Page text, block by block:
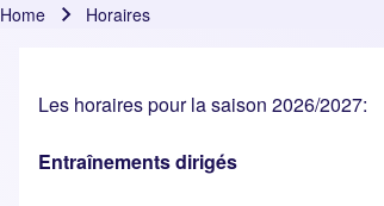
Home Horaires
Les horaires pour la saison 2026/2027:
Entraînements dirigés